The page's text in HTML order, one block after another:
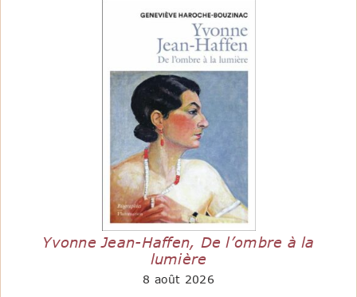
Yvonne Jean-Haffen, De l’ombre à la
lumière
8 août 2026